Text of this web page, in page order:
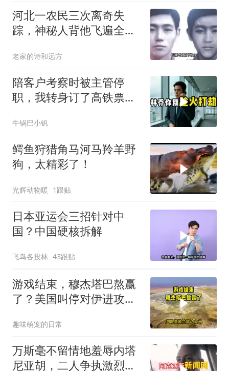
河北一农民三次离奇失
踪，神秘人背他飞遍全中
老家的诗和远方
陪客户考察时被主管停
职，我转身订了高铁票。
亿合同没你根本签不了
牛锅巴小钒
鳄鱼狩猎角马河马羚羊野
狗，太精彩了！
光辉动物暖 1跟贴
日本亚运会三招针对中
国？中国硬核拆解
飞鸟各投林 43跟贴
游戏结束，穆杰塔巴熬赢
了？美国叫停对伊进攻，
趣味萌宠的日常
万斯毫不留情地羞辱内塔
尼亚胡，二人争执激烈，